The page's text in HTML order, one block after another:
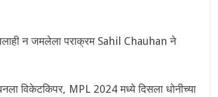
न जमलेला पराक्रम Sahil Chauhan ने
विकेटकिपर, MPL 2024 मध्ये दिसला धोनीच्या